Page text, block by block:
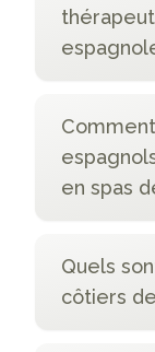
en spas
Quels
côtiers